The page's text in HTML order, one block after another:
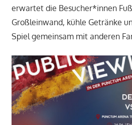
erwartet die Besucher*innen
Großleinwand, kühle Getränke
Spiel gemeinsam mit anderen